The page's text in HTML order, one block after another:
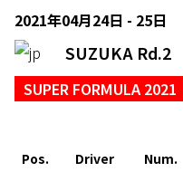
2021年04月24日 - 25日
SUZUKA Rd.2
SUPER FORMULA 2021
Pos. Driver Num.